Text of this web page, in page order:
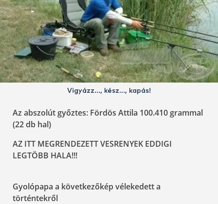
Vigyázz…, kész…, kapás!
Az abszolút győztes: Fördös Attila 100.410 grammal
(22 db hal)
AZ ITT MEGRENDEZETT VESRENYEK EDDIGI
LEGTÖBB HALA!!!
Gyolópapa a következőkép vélekedett a
történtekről